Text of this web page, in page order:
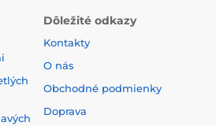
Dôležité odkazy
Kontakty
O nás
Obchodné podmienky
Doprava